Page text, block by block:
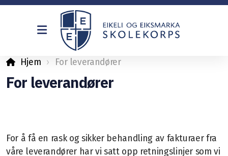
Hjem For leverandører
For leverandører
For å få en rask og sikker behandling av fakturaer fra
våre leverandører har vi satt opp retningslinjer som vi
Dirigenter
Vedtekter og strategiplan
Historie
For leverandører